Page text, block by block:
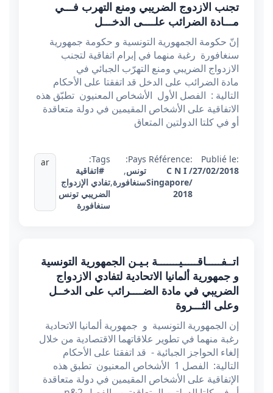
تجنب الازدوج الضريبي ومنع التهرب فـــي
مـــادة الضرائب علــــى الدخـــل
إنّ حكومة الجمهورية التونسية و حكومة جمهورية
سنغافورة رغبة منهما في إبرام اتفاقية لتجنب
الازدواج الضريبي ومنع التهرّب الجبائي في
مادة الضرائب على الدخل قد اتفقتا على الأحكام
التالية : الفصل الأول الأشخاص المعنيون تطبّق هذه
الاتفاقية على الأشخاص المقيمين في دولة متعاقدة
أو في كلتا الدولتين المتعاق
Publié le:
27/02/2018
Référence:
C N I /
Singapore/
2018
Pays:
تونس,
سنغافورة,
Tags:
#اتفاقية
تفادي الإزدواج
الضريبي تونس
سنغافورة
ar
اتــفـــــاقـــــيـــــــة بـيـن الجمهورية التونسية
و جمهورية ألمانيا الاتحادية لتفادي الازدواج
الضريبي في مادة الضــــرائب على الدخــل
وعلى الثـــروة
إن الجمهورية التونسية و جمهورية ألمانيا الاتحادية
رغبة منهما في تطوير علاقاتهما الاقتصادية من خلال
إلغاء الحواجز الجبائية - قد اتفقتا على الأحكام
التالية: الفصل 1 الأشخاص المعنيون تطبق هذه
الإتفاقية على الأشخاص المقيمين في دولة متعاقدة